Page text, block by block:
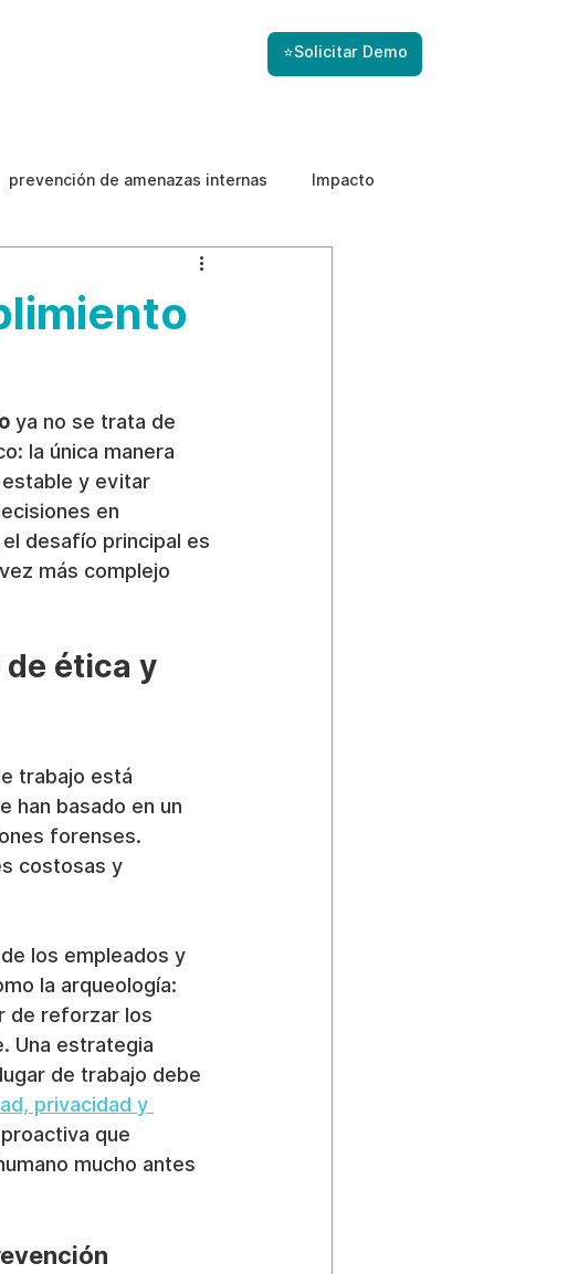
⭐Solicitar Demo
prevención de amenazas internas Impacto
ya no se trata de
la única manera
y evitar
en
desafío principal es
más complejo
de ética y
trabajo está
han basado en un
forenses.
costosas y
los empleados y
la arqueología:
de reforzar los
Una estrategia
de trabajo debe
privacidad y
que
mucho antes